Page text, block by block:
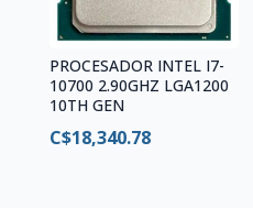
PROCESADOR INTEL I7-
10700 2.90GHZ LGA1200
10TH GEN
C$18,340.78